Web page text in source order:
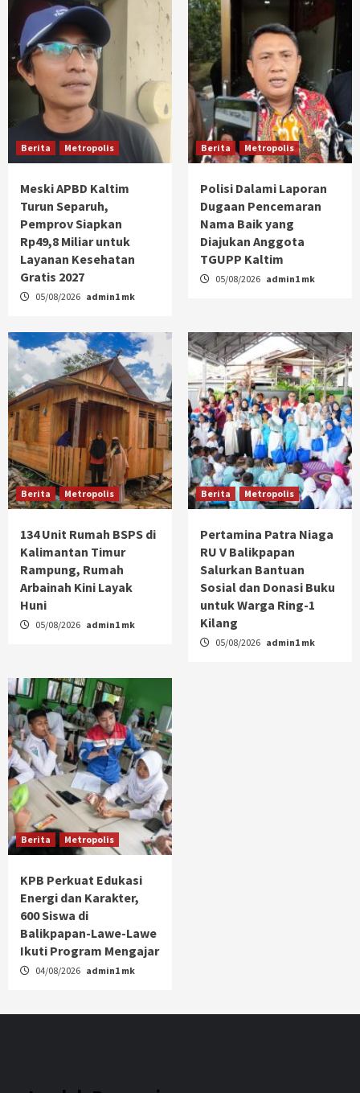
Berita Metropolis
Meski APBD Kaltim
Turun Separuh,
Pemprov Siapkan
Rp49,8 Miliar untuk
Layanan Kesehatan
Gratis 2027
05/08/2026 admin1 mk
Berita Metropolis
Polisi Dalami Laporan
Dugaan Pencemaran
Nama Baik yang
Diajukan Anggota
TGUPP Kaltim
05/08/2026 admin1 mk
Berita Metropolis
134 Unit Rumah BSPS di
Kalimantan Timur
Rampung, Rumah
Arbainah Kini Layak
Huni
05/08/2026 admin1 mk
Berita Metropolis
Pertamina Patra Niaga
RU V Balikpapan
Salurkan Bantuan
Sosial dan Donasi Buku
untuk Warga Ring-1
Kilang
05/08/2026 admin1 mk
Berita Metropolis
KPB Perkuat Edukasi
Energi dan Karakter,
600 Siswa di
Balikpapan-Lawe-Lawe
Ikuti Program Mengajar
04/08/2026 admin1 mk